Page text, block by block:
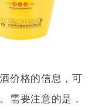
价格的信息，可
需要注意的是，